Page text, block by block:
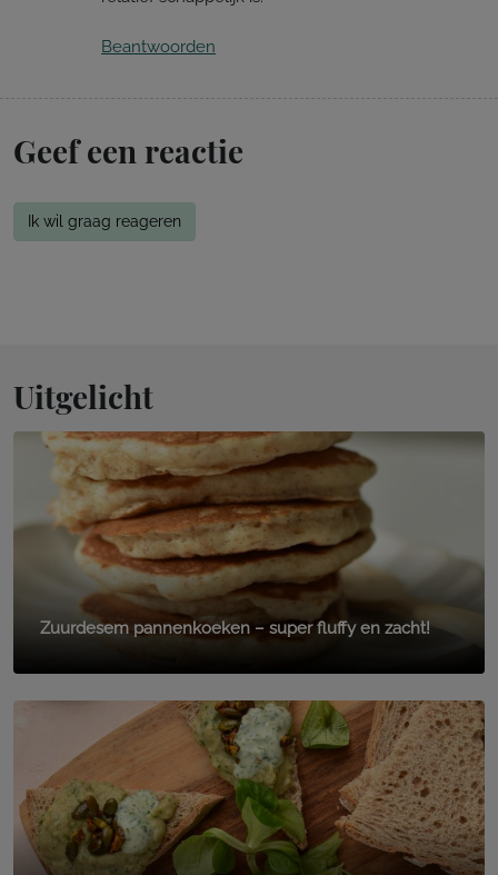
Beantwoorden
Geef een reactie
Ik wil graag reageren
Uitgelicht
Zuurdesem pannenkoeken – super fluffy en zacht!